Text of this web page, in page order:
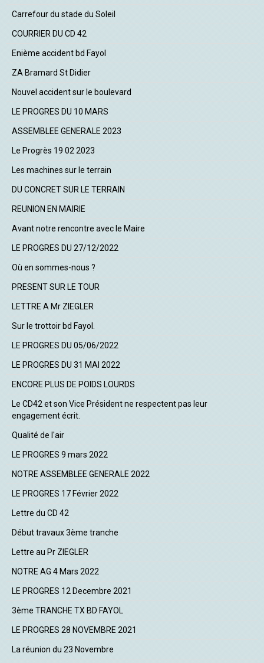
Carrefour du stade du Soleil
COURRIER DU CD 42
Enième accident bd Fayol
ZA Bramard St Didier
Nouvel accident sur le boulevard
LE PROGRES DU 10 MARS
ASSEMBLEE GENERALE 2023
Le Progrès 19 02 2023
Les machines sur le terrain
DU CONCRET SUR LE TERRAIN
REUNION EN MAIRIE
Avant notre rencontre avec le Maire
LE PROGRES DU 27/12/2022
Où en sommes-nous ?
PRESENT SUR LE TOUR
LETTRE A Mr ZIEGLER
Sur le trottoir bd Fayol.
LE PROGRES DU 05/06/2022
LE PROGRES DU 31 MAI 2022
ENCORE PLUS DE POIDS LOURDS
Le CD42 et son Vice Président ne respectent pas leur
engagement écrit.
Qualité de l'air
LE PROGRES 9 mars 2022
NOTRE ASSEMBLEE GENERALE 2022
LE PROGRES 17 Février 2022
Lettre du CD 42
Début travaux 3ème tranche
Lettre au Pr ZIEGLER
NOTRE AG 4 Mars 2022
LE PROGRES 12 Decembre 2021
3ème TRANCHE TX BD FAYOL
LE PROGRES 28 NOVEMBRE 2021
La réunion du 23 Novembre